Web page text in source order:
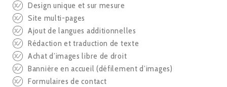
Design unique et sur mesure
Site multi-pages
Ajout de langues additionnelles
Rédaction et traduction de texte
Achat d’images libre de droit
Bannière en accueil (défilement d’images)
Formulaires de contact